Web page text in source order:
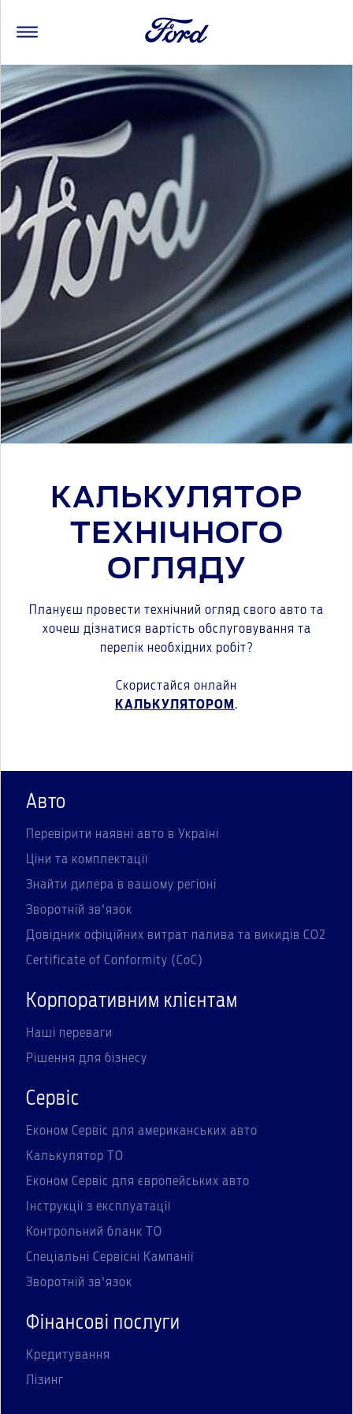
КАЛЬКУЛЯТОР
ТЕХНІЧНОГО
ОГЛЯДУ
Плануєш провести технічний огляд свого авто та
хочеш дізнатися вартість обслуговування та
перелік необхідних робіт?
Скористайся онлайн
КАЛЬКУЛЯТОРОМ .
Авто
Перевірити наявні авто в Україні
Ціни та комплектації
Знайти дилера в вашому регіоні
Зворотній зв'язок
Довідник офіційних витрат палива та викидів СО2
Certificate of Conformity (CoC)
Корпоративним клієнтам
Наші переваги
Рішення для бізнесу
Сервіс
Економ Сервіс для американських авто
Калькулятор ТО
Економ Сервіс для європейських авто
Інструкції з експлуатації
Контрольний бланк ТО
Спеціальні Сервісні Кампанії
Зворотній зв'язок
Фінансові послуги
Кредитування
Лізинг